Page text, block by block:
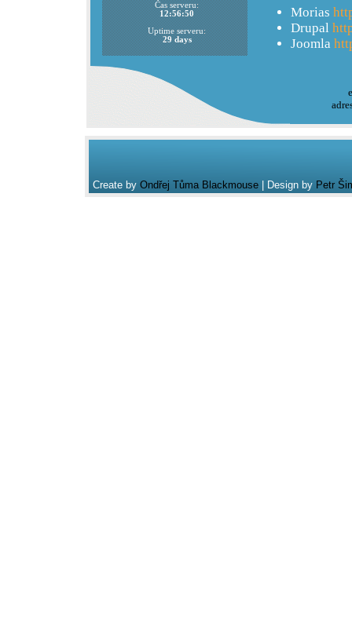
Morias
Drupal
Joomla
Čas serveru:
12:56:50
Uptime serveru:
29 days
Create by Ondřej Tůma Blackmouse| Design by Petr